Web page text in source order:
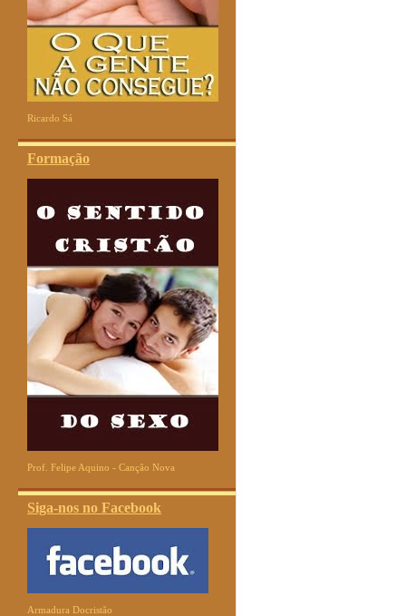
Ricardo Sá
Formação
Prof. Felipe Aquino - Canção Nova
Siga-nos no Facebook
Armadura Docristão